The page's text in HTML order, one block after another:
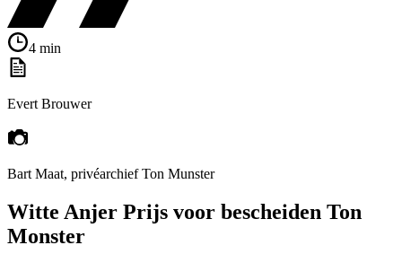
4 min
Evert Brouwer
Bart Maat, privéarchief Ton Munster
Witte Anjer Prijs voor bescheiden Ton
Monster